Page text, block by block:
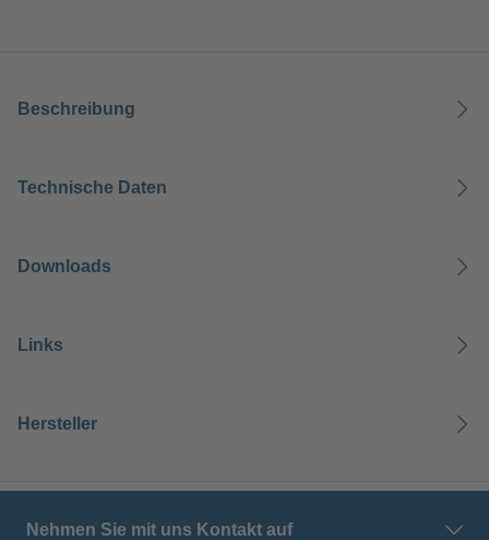
Beschreibung
Technische Daten
Downloads
Links
Hersteller
Nehmen Sie mit uns Kontakt auf